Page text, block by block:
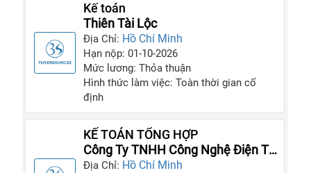
Kế toán
Thiên Tài Lộc
Địa Chỉ: Hồ Chí Minh
Hạn nộp: 01-10-2026
Mức lương: Thỏa thuận
Hình thức làm việc: Toàn thời gian cố
định
KẾ TOÁN TỔNG HỢP
Công Ty TNHH Công Nghệ Điện Tử
Brightway Việt Nam
Địa Chỉ: Hồ Chí Minh